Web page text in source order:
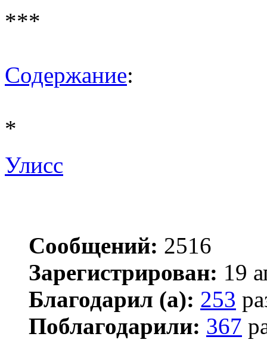
***
Содержание:
*
Улисс
Сообщений: 2516
Зарегистрирован: 19
Благодарил (а): 253
Поблагодарили: 367